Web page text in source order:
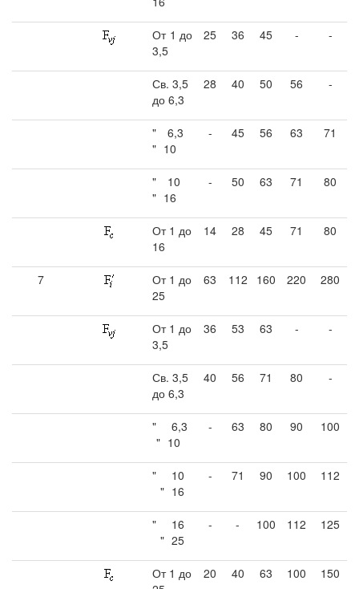
От 1 до
3,5
25 36 45 - -
Св. 3,5
до 6,3
28 40 50 56 -
"
6,3
" 10
- 45 56 63 71
"
10
" 16
- 50 63 71 80
От 1 до
16
14 28 45 71 80
7
От 1 до
25
63 112 160 220 280
От 1 до
3,5
36 53 63 - -
Св. 3,5
до 6,3
40 56 71 80 -
"
6,3
" 10
- 63 80 90 100
"
10
" 16
- 71 90 100 112
"
16
" 25
- - 100 112 125
От 1 до
20 40 63 100 150